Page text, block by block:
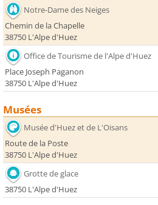
Notre-Dame des Neiges
Chemin de la Chapelle
38750 L'Alpe d'Huez
Office de Tourisme de l'Alpe d'Huez
Place Joseph Paganon
38750 L'Alpe d'Huez
Musées
Musée d'Huez et de L'Oisans
Route de la Poste
38750 L'Alpe d'Huez
Grotte de glace
38750 L'Alpe d'Huez